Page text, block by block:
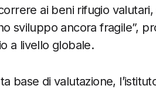
ai beni rifugio
sviluppo ancora fragile”,
a livello globale.
base di valutazione,